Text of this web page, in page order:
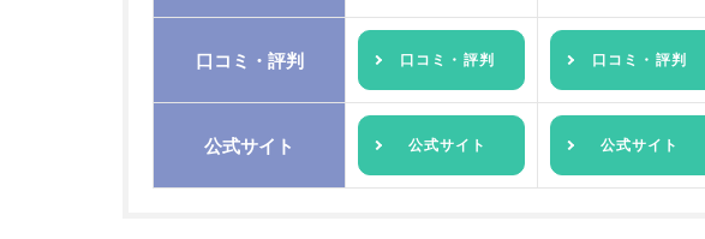
口コミ・評判 口コミ・評判 口コミ・評判
公式サイト 公式サイト 公式サイト